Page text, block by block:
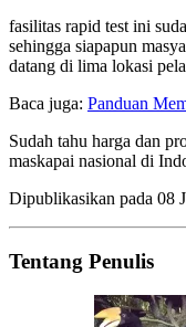
fasilitas rapid test ini
sehingga siapapun
datang di lima lokasi
Baca juga: Panduan
Sudah tahu harga dan
maskapai nasional di
Dipublikasikan pada 08
Tentang Penulis